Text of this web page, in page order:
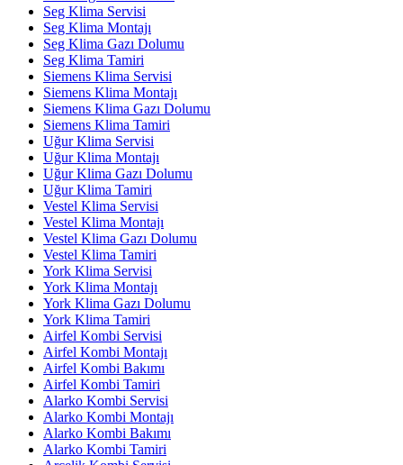
Seg Klima Servisi
Seg Klima Montajı
Seg Klima Gazı Dolumu
Seg Klima Tamiri
Siemens Klima Servisi
Siemens Klima Montajı
Siemens Klima Gazı Dolumu
Siemens Klima Tamiri
Uğur Klima Servisi
Uğur Klima Montajı
Uğur Klima Gazı Dolumu
Uğur Klima Tamiri
Vestel Klima Servisi
Vestel Klima Montajı
Vestel Klima Gazı Dolumu
Vestel Klima Tamiri
York Klima Servisi
York Klima Montajı
York Klima Gazı Dolumu
York Klima Tamiri
Airfel Kombi Servisi
Airfel Kombi Montajı
Airfel Kombi Bakımı
Airfel Kombi Tamiri
Alarko Kombi Servisi
Alarko Kombi Montajı
Alarko Kombi Bakımı
Alarko Kombi Tamiri